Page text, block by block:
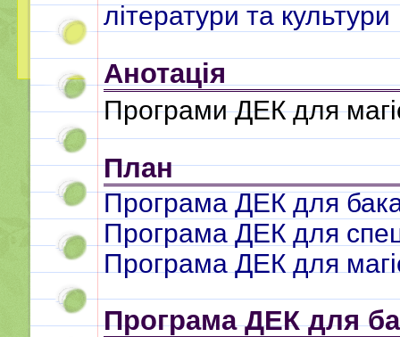
літератури та культури
Анотація
Програми ДЕК для
План
Програма ДЕК для
Програма ДЕК для
Програма ДЕК для
Програма ДЕК для